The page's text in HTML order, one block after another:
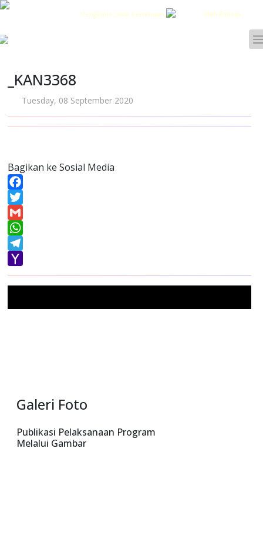
Pengelola Dana Kemitraan Pilih Bahasa :
_KAN3368
Tuesday, 08 September 2020
Bagikan ke Sosial Media
Facebook
Twitter
Gmail
WhatsApp
Telegram
Yahoo
Mail
Galeri Foto
Publikasi Pelaksanaan Program
Melalui Gambar